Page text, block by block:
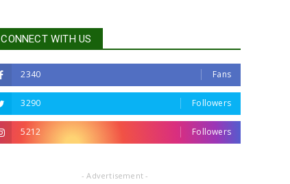
CONNECT WITH US
2340 Fans
3290 Followers
5212 Followers
- Advertisement -